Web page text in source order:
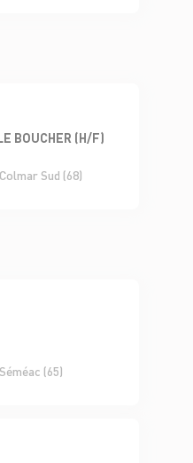
BOUCHER (H/F)
Colmar Sud (68)
Séméac (65)